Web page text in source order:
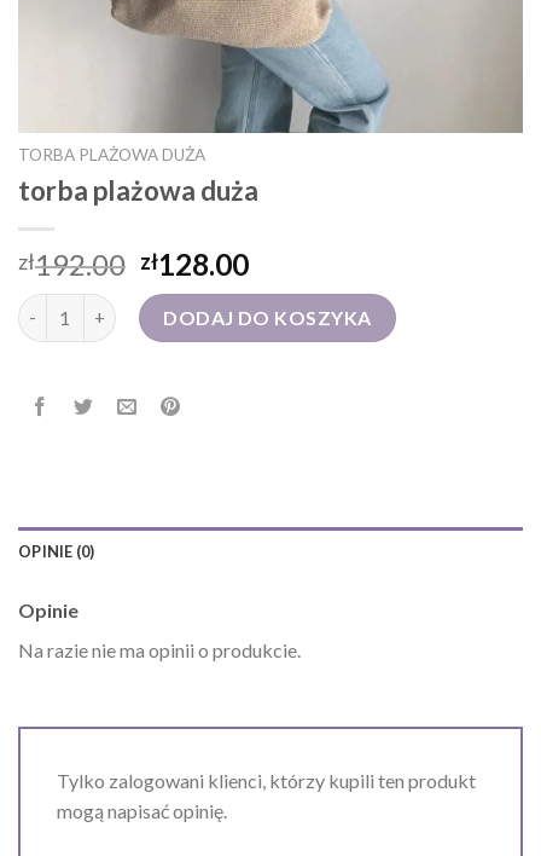
TORBA PLAŻOWA DUŻA
torba plażowa duża
zł192.00 zł128.00
ilość torba plażowa dużaDODAJ DO KOSZYKA
OPINIE (0)
Opinie
Na razie nie ma opinii o produkcie.
Tylko zalogowani klienci, którzy kupili ten produkt
mogą napisać opinię.